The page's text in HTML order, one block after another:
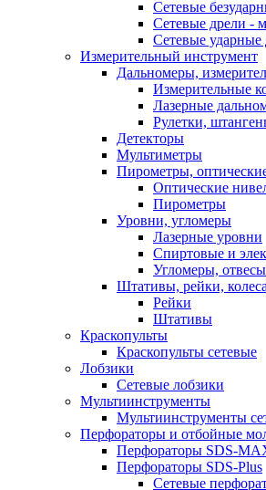
Сетевые
Сетевые дрели -
Сетевые ударные
Измерительный инструмент
Дальномеры,
Измерительные
Лазерные
Рулетки,
Детекторы
Мультиметры
Пирометры,
Оптические
Пирометры
Уровни, угломеры
Лазерные уровни
Спиртовые и
Угломеры, отвесы
Штативы, рейки,
Рейки
Штативы
Краскопульты
Краскопульты сетевые
Лобзики
Сетевые лобзики
Мультиинструменты
Мультиинструменты
Перфораторы и отбойные
Перфораторы SDS-
Перфораторы SDS-Plus
Сетевые